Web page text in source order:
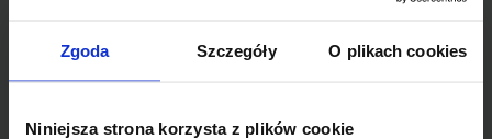
Zgoda Szczegóły O plikach cookies
Niniejsza strona korzysta z plików cookie
przez Komendanta Wojewódzkiego Policji.
pracowników ochrony fizycznej?